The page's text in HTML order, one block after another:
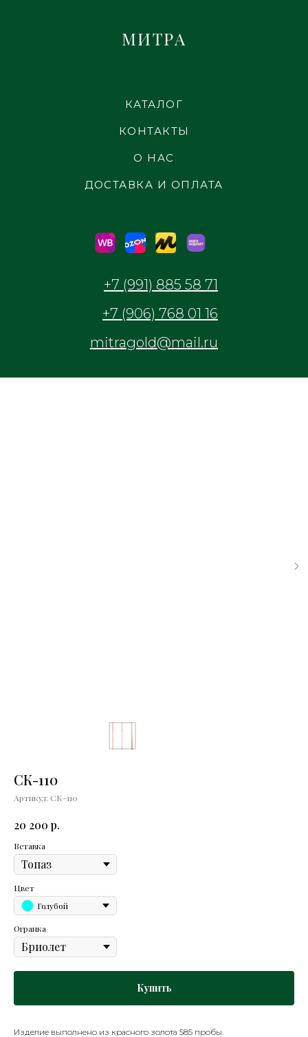
МИТРА
КАТАЛОГ
КОНТАКТЫ
О НАС
ДОСТАВКА И ОПЛАТА
+7 (991) 885 58 71
+7 (906) 768 01 16
mitragold@mail.ru
СК-110
Артикул: СК-110
20 200 р.
Вставка
Цвет
Голубой
Огранка
Купить
Изделие выполнено из красного золота 585 пробы.